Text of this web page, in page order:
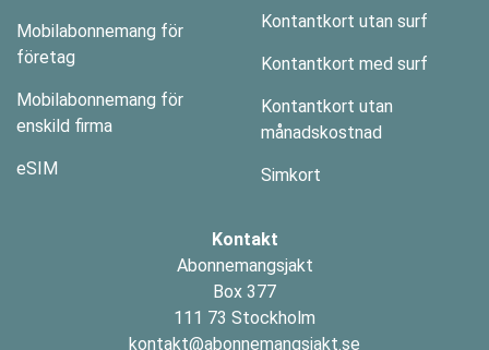
Mobilabonnemang för
företag
Mobilabonnemang för
enskild firma
eSIM
Kontantkort utan surf
Kontantkort med surf
Kontantkort utan
månadskostnad
Simkort
Kontakt
Abonnemangsjakt
Box 377
111 73 Stockholm
kontakt@abonnemangsjakt.se